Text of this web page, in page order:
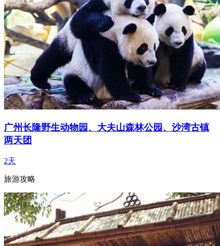
广州长隆野生动物园、大夫山森林公园、沙湾古镇
两天团
2天
旅游攻略